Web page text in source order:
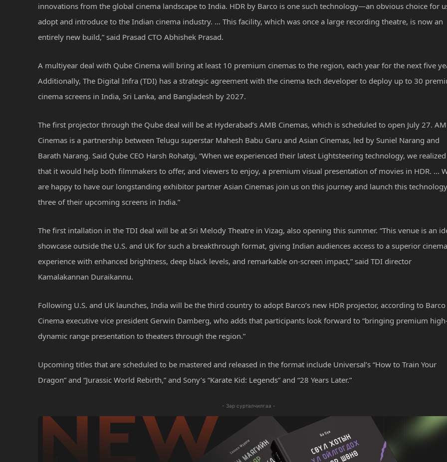
innovations from the global cinema landscape to India. HDR by Barco is one such technology—an obvious choice for
adopt and introduce to the Indian cinema industry. … This facility, which was once a large recording theatre, is now an
entirely new build,” said Prasad CTO Abhishek Prasad.
A multiyear deal with Qube Cinema will bring at least 10 premium cinemas to the region, each year for the next five
Additionally, The Digital Infra (TDI) has a strategic agreement with the cinema tech developer to deploy up to 30
cinema screens in India, Sri Lanka, and Bangladesh by 2027.
The first projector through the Qube deal will be at Hyderabad’s AMB Cinemas, which is scheduled to open July 27.
Cinemas is a partnership between Telugu superstar Mahesh Babu Garu and Asian Cinemas, led by Suniel Narang and
Barath Narang. Said Qube CEO Harsh Rohatgi, “When we experienced their latest Lightsteering technology, we realized
that it would help both filmmakers to offer, and viewers to enjoy, a premium visual presentation of movies in HDR. …
are happy to have our longstanding exhibitor partner Asian Cinemas join us on this journey and launch this
three of their upcoming screens in India.”
The first intallation in the TDI deal will be at Sri Melody Theatre in Vizag, also opening this summer. “This venue is an
showcase outside the U.S. and UK for such a breakthrough format, giving Indian audiences access to a superior
experience with enhanced brightness, deep black levels, and remarkable on-screen impact,” said TDI director
Kamalakannan Duraikannu.
Following U.S. and UK launches, India will be the third country to adopt Barco’s new HDR projector, according to Barco
Cinema executive vice president Gerwin Damberg, who adds that participants look forward to “bringing premium
dynamic range presentation to theaters through the region.”
Upcoming titles that are scheduled to be mastered and released in the format include Universal’s “How to Train Your
Dragon” and “Jurassic World Rebirth,” and Sony’s “Karate Kid: Legends” and “28 Years Later.”
- Зар сурталчилгаа -